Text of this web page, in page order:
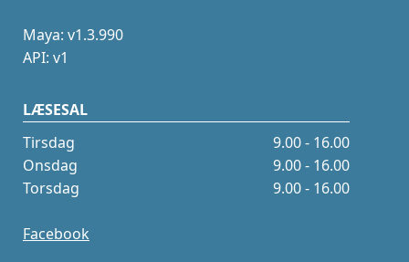
Maya: v1.3.990
API: v1
LÆSESAL
Tirsdag
9.00 - 16.00
Onsdag
9.00 - 16.00
Torsdag
9.00 - 16.00
Facebook